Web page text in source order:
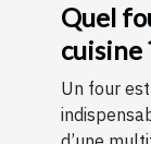
Quel
cuisine
Un four